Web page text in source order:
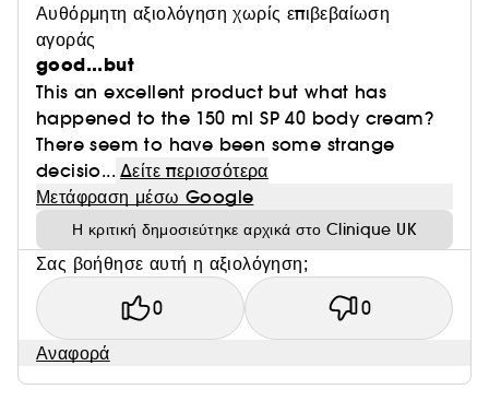
Αυθόρμητη αξιολόγηση χωρίς επιβεβαίωση
αγοράς
good...but
This an excellent product but what has
happened to the 150 ml SP 40 body cream?
There seem to have been some strange
decisio... Δείτε περισσότερα
Μετάφραση μέσω Google
Η κριτική δημοσιεύτηκε αρχικά στο Clinique UK
Σας βοήθησε αυτή η αξιολόγηση;
0 0
Αναφορά